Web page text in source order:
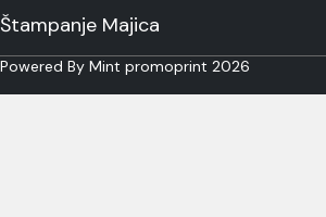
Štampanje Majica
Powered By Mint promoprint 2026